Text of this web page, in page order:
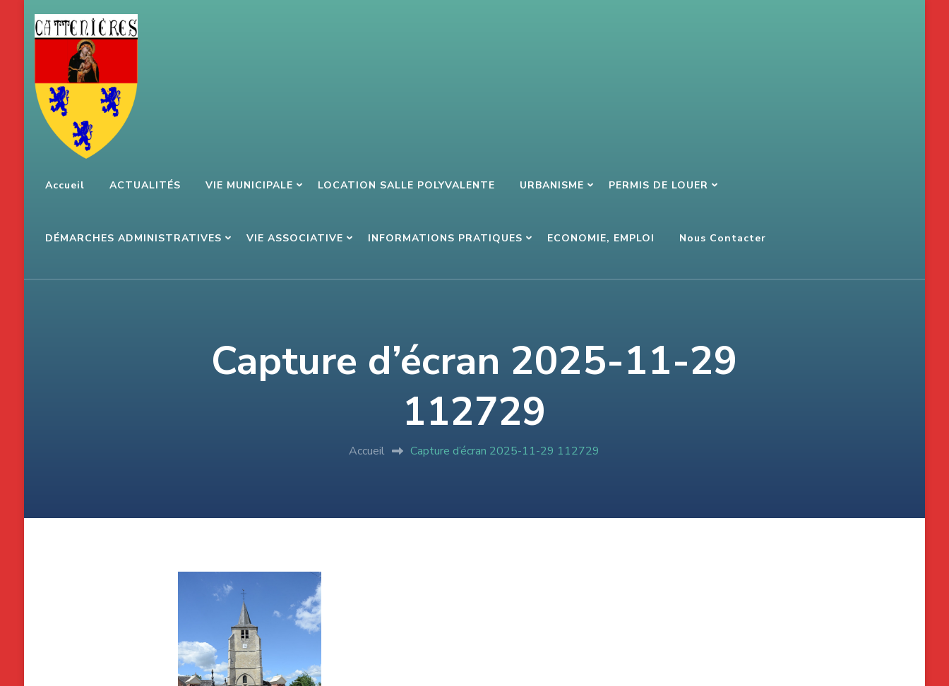
Aller
au
contenu
(Pressez
Entrée)
Accueil ACTUALITÉS VIE MUNICIPALE LOCATION SALLE POLYVALENTE URBANISME PERMIS DE LOUER
DÉMARCHES ADMINISTRATIVES VIE ASSOCIATIVE INFORMATIONS PRATIQUES ECONOMIE, EMPLOI Nous Contacter
Capture d’écran 2025-11-29
112729
Accueil Capture d’écran 2025-11-29 112729